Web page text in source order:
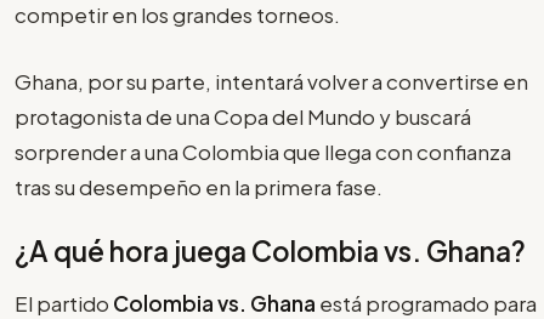
competir en los grandes torneos.
Ghana, por su parte, intentará volver a convertirse en
protagonista de una Copa del Mundo y buscará
sorprender a una Colombia que llega con confianza
tras su desempeño en la primera fase.
¿A qué hora juega Colombia vs. Ghana?
El partido Colombia vs. Ghana está programado para